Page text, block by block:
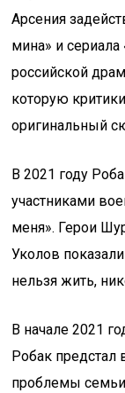
Арсения
мина» и
российской
которую
оригинальный
В 2021 году
участниками
меня». Герои
Уколов
нельзя жить,
В начале 2021
Робак предстал
проблемы семьи.